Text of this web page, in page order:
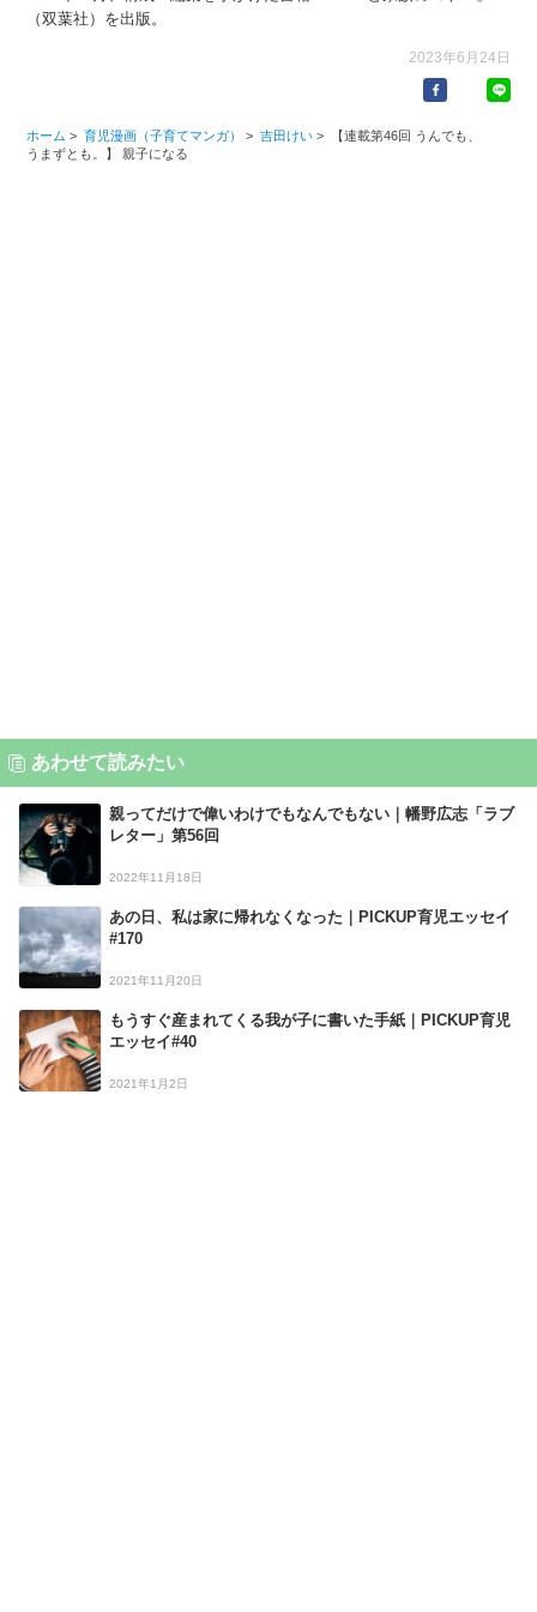
（双葉社）を出版。
2023年6月24日
ホーム > 育児漫画（子育てマンガ） > 吉田けい >
【連載第46回 うんでも、
うまずとも。】 親子になる
あわせて読みたい
親ってだけで偉いわけでもなんでもない｜幡野広志「ラブ
レター」第56回
2022年11月18日
あの日、私は家に帰れなくなった｜PICKUP育児エッセイ
#170
2021年11月20日
もうすぐ産まれてくる我が子に書いた手紙｜PICKUP育児
エッセイ#40
2021年1月2日